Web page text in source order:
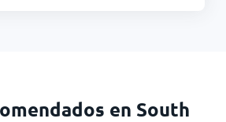
en South